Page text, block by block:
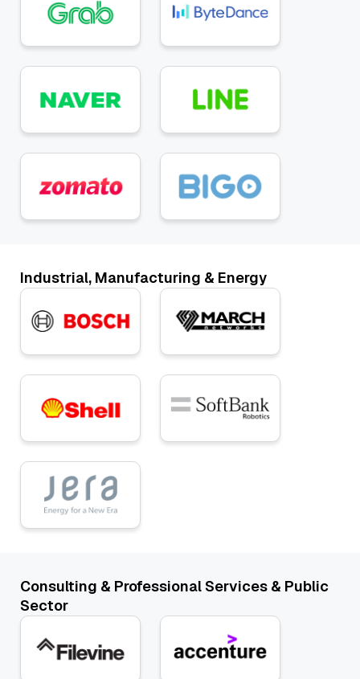
Industrial, Manufacturing & Energy
Consulting & Professional Services & Public
Sector